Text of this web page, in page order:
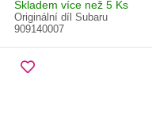
Skladem více než 5 Ks
Originální díl Subaru
909140007